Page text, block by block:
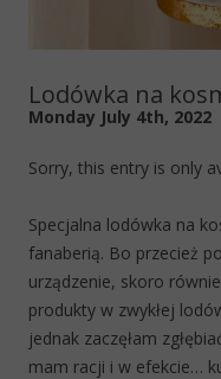
Lodówka na
Monday July 4th, 2022
Sorry, this entry is only
Specjalna lodówka na
fanaberią. Bo przecież
urządzenie, skoro
produkty w zwykłej
jednak zaczęłam
mam racji i w efekcie…